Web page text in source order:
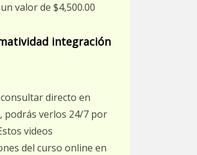
valor de $4,500.00
integración
directo en
podrás verlos 24/7 por
videos
del curso online en